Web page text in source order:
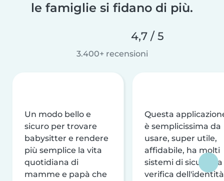
le famiglie si fidano di più.
4,7 / 5
3.400+ recensioni
Un modo bello e
sicuro per trovare
babysitter e rendere
più semplice la vita
quotidiana di
mamme e papà che
Questa
è semplicissima da
usare, super utile,
affidabile, ha molti
sistemi di sicurezza
verifica dell'identità